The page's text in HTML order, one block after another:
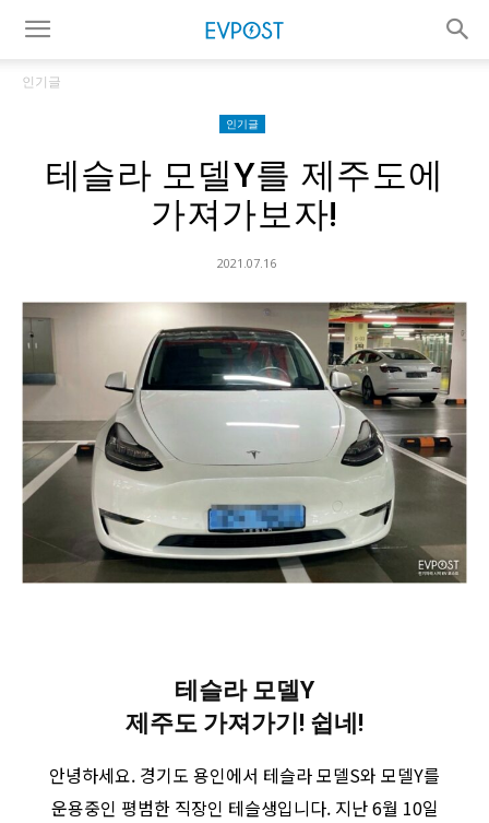
인기글
인기글
테슬라 모델Y를 제주도에
가져가보자!
2021.07.16
테슬라 모델Y
제주도 가져가기! 쉽네!
안녕하세요. 경기도 용인에서 테슬라 모델S와 모델Y를
운용중인 평범한 직장인 테슬생입니다. 지난 6월 10일